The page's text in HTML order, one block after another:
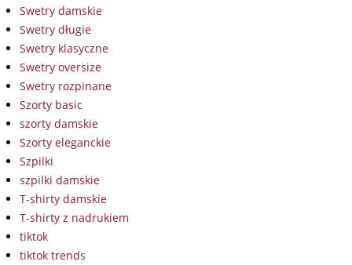
Swetry damskie
Swetry długie
Swetry klasyczne
Swetry oversize
Swetry rozpinane
Szorty basic
szorty damskie
Szorty eleganckie
Szpilki
szpilki damskie
T-shirty damskie
T-shirty z nadrukiem
tiktok
tiktok trends